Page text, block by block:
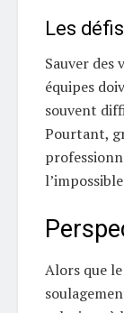
Les
Sauver des
équipes
souvent
Pourtant,
Alors que